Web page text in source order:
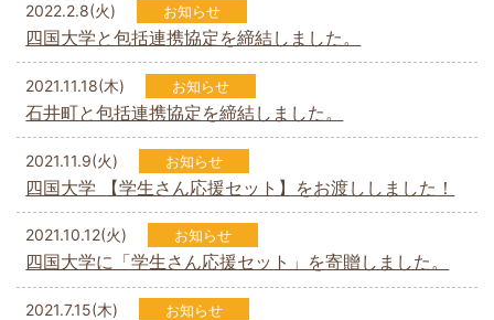
2022.2.8(火) お知らせ
四国大学と包括連携協定を締結しました。
2021.11.18(木) お知らせ
石井町と包括連携協定を締結しました。
2021.11.9(火) お知らせ
四国大学 【学生さん応援セット】をお渡ししました！
2021.10.12(火) お知らせ
四国大学に「学生さん応援セット」を寄贈しました。
2021.7.15(木) お知らせ